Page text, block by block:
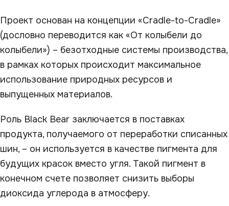
Проект основан на концепции «Cradle-to-Cradle»
(дословно переводится как «От колыбели до
колыбели») – безотходные системы производства,
в рамках которых происходит максимальное
использование природных ресурсов и
выпущенных материалов.
Роль Black Bear заключается в поставках
продукта, получаемого от переработки списанных
шин, – он используется в качестве пигмента для
будущих красок вместо угля. Такой пигмент в
конечном счете позволяет снизить выборы
диоксида углерода в атмосферу.